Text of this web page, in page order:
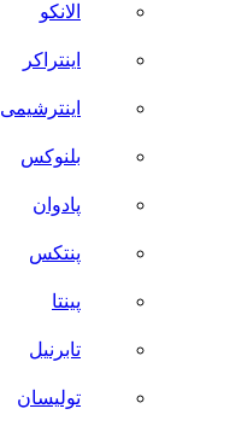
الانکو
اینتراکر
اینترشیمی
بلنوکس
پادوان
پنتکس
پینتا
تابرنیل
تولیسان